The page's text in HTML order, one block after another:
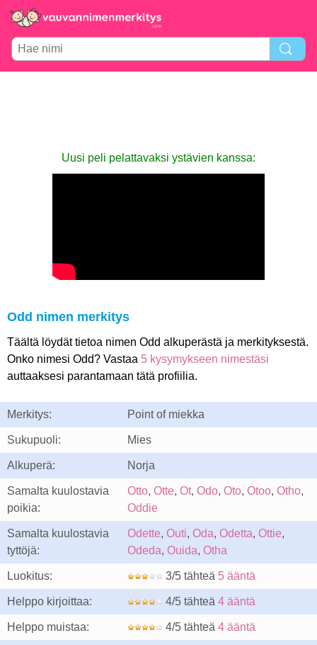
Uusi peli pelattavaksi ystävien kanssa:
Odd nimen merkitys
Täältä löydät tietoa nimen Odd alkuperästä ja merkityksestä.
Onko nimesi Odd? Vastaa 5 kysymykseen nimestäsi
auttaaksesi parantamaan tätä profiilia.
Merkitys: Point of miekka
Sukupuoli: Mies
Alkuperä: Norja
Samalta kuulostavia
poikia:
Otto, Otte, Ot, Odo, Oto, Otoo, Otho,
Oddie
Samalta kuulostavia
tyttöjä:
Odette, Outi, Oda, Odetta, Ottie,
Odeda, Ouida, Otha
Luokitus: 3/5 tähteä 5 ääntä
Helppo kirjoittaa: 4/5 tähteä 4 ääntä
Helppo muistaa: 4/5 tähteä 4 ääntä